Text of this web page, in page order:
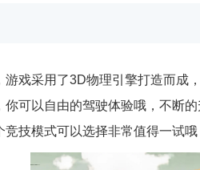
游戏采用了3D物理引擎打造而成
你可以自由的驾驶体验哦，不断
技模式可以选择非常值得一试哦